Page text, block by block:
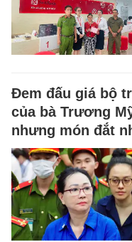
Đem đấu giá bộ
của bà Trương
nhưng món đắt